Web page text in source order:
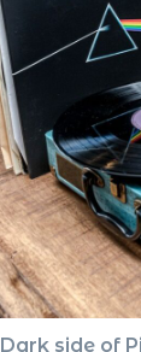
Dark side of